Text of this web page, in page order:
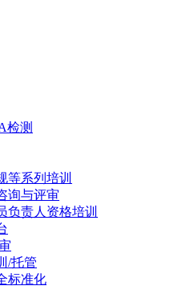
检测
等系列培训
询与评审
负责人资格培训
/托管
标准化